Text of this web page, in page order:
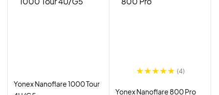
Yonex Nanoflare 1000 Tour
(4)
Yonex Nanoflare 800 Pro